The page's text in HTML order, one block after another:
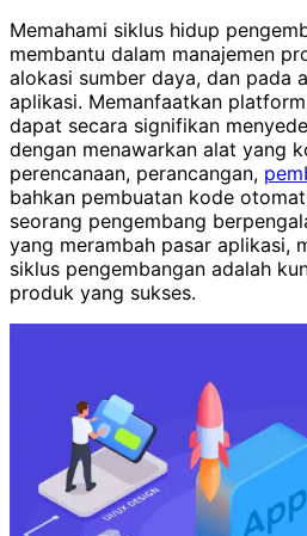
Memahami siklus hidup
membantu dalam manajemen
alokasi sumber daya, dan pada
aplikasi. Memanfaatkan
dapat secara signifikan
dengan menawarkan alat yang
perencanaan, perancangan,
bahkan pembuatan kode
seorang pengembang
yang merambah pasar aplikasi,
siklus pengembangan adalah
produk yang sukses.